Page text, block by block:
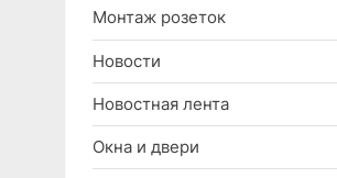
Монтаж розеток
Новости
Новостная лента
Окна и двери